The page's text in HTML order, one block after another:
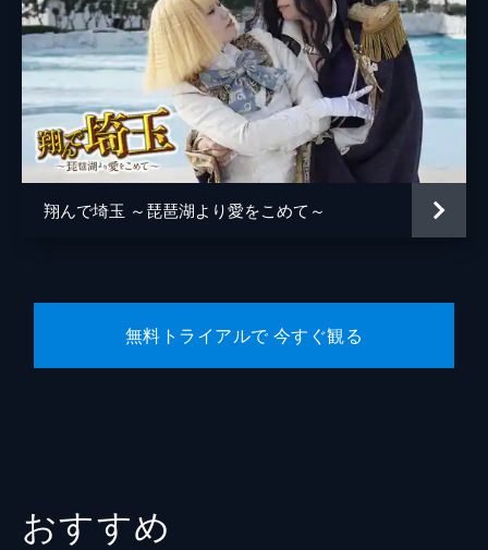
壇ノ浦恵子 武田久美子
西園寺宗十郎 麿赤兒
神奈川県知事 竹中直人
埼玉デューク 京本政樹
鈴木勝大
福山翔大
高月彩良
秋月三佳
翔んで埼玉 ～琵琶湖より愛をこめて～
無料トライアルで 今すぐ観る
おすすめ